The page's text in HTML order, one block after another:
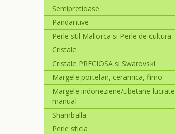
Semipretioase
Pandantive
Perle stil Mallorca si Perle de cultura
Cristale
Cristale PRECIOSA si Swarovski
Margele portelan, ceramica, fimo
Margele indoneziene/tibetane lucrate
manual
Shamballa
Perle sticla